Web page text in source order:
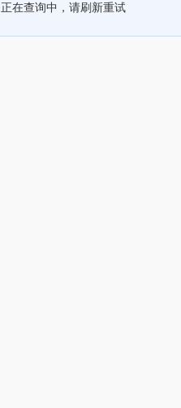
正在查询中，请刷新重试